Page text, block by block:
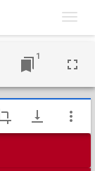
1